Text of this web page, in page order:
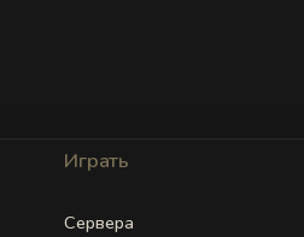
Играть
Сервера